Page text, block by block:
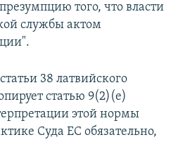
того, что власти
службы актом
38 латвийского
статью 9(2)(e)
этой нормы
Суда ЕС обязательно,